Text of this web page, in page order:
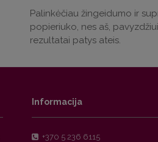
Palinkėčiau žingeidumo ir
popieriuko, nes aš,
rezultatai patys ateis.
Informacija
+370 5 236 6115